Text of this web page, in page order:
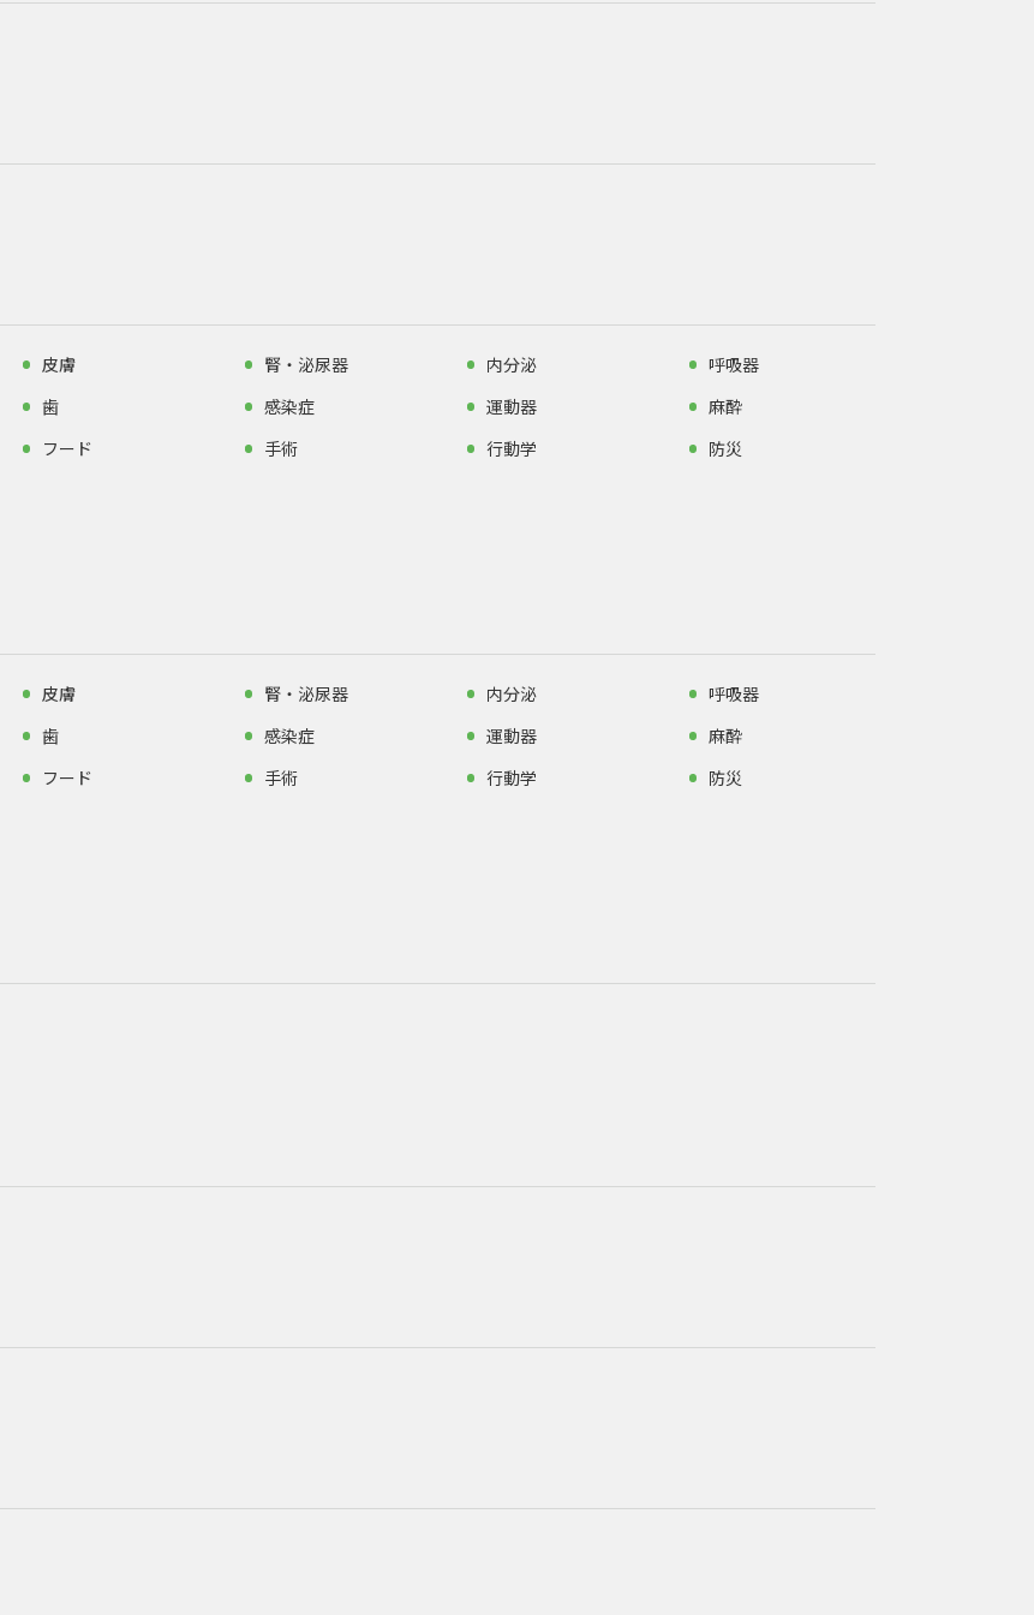
皮膚 腎・泌尿器 内分泌
呼吸器
歯 感染症 運動器
麻酔
フード 手術 行動学
防災
皮膚 腎・泌尿器 内分泌
呼吸器
歯 感染症 運動器
麻酔
フード 手術 行動学
防災